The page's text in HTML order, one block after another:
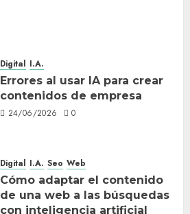
Digital I.A.
Errores al usar IA para crear
contenidos de empresa
24/06/2026 0
Digital I.A. Seo Web
Cómo adaptar el contenido
de una web a las búsquedas
con inteligencia artificial